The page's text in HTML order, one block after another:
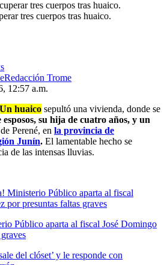
tres cuerpos tras huaico.
Redacción Trome
12:57 a.m.
Un huaico sepultó una vivienda, donde se
su hija de cuatro años, y un
Perené, en la provincia de
Junín. El lamentable hecho se
de las intensas lluvias.
Público aparta al fiscal José Domingo